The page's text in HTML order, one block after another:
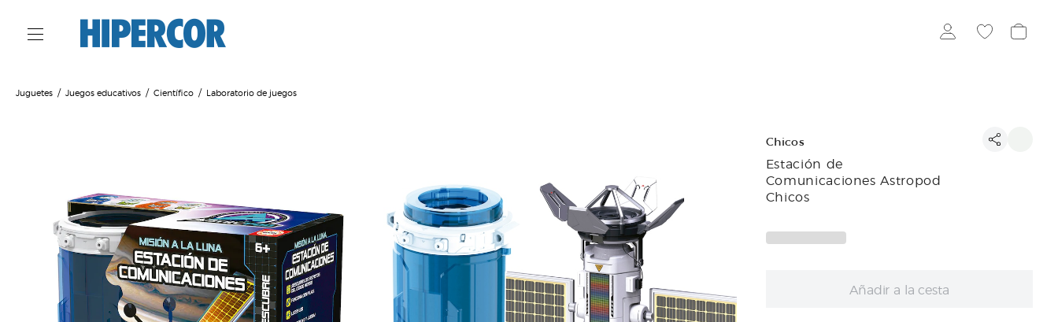
Juguetes Juegos educativos Científico Laboratorio de juegos
Chicos
Estación de
Comunicaciones Astropod
Chicos
Añadir a la cesta